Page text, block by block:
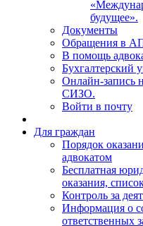
будущее».
Документы
Обращения в
В помощь
Бухгалтерский
Онлайн-
СИЗО.
Войти в почту
Для граждан
Порядок
адвокатом
Бесплатная
оказания,
Контроль за
Информация о
ответственных